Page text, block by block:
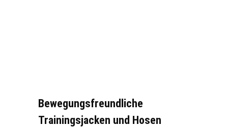
Bewegungsfreundliche
Trainingsjacken und Hosen